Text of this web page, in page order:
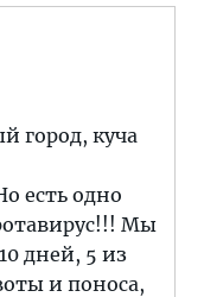
город, куча
есть одно
Мы
дней, 5 из
и поноса,